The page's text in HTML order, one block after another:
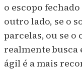
o escopo
outro lado, se o
parcelas, ou se o
realmente busca
ágil é a mais